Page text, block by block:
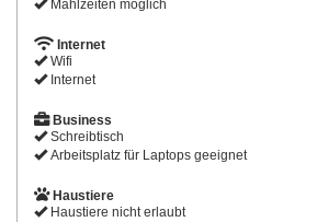
Mahlzeiten möglich
Internet
Wifi
Internet
Business
Schreibtisch
Arbeitsplatz für Laptops geeignet
Haustiere
Haustiere nicht erlaubt